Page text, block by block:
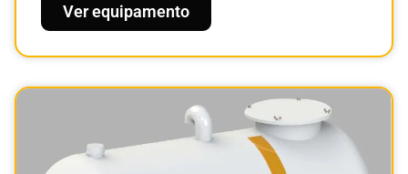
Ver equipamento